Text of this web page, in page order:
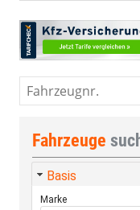
Fahrzeugnr.
Fahrzeuge
Basis
Marke